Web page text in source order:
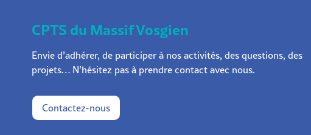
CPTS du Massif Vosgien
Envie d’adhérer, de participer à nos activités, des questions, des
projets… N’hésitez pas à prendre contact avec nous.
Contactez-nous